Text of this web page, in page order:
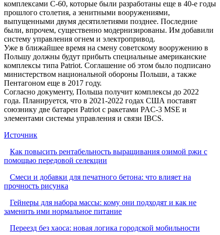
комплексами С-60, которые были разработаны еще в 40-е годы
прошлого столетия, а зенитными вооружениями,
выпущенными двумя десятилетиями позднее. Последние
были, впрочем, существенно модернизированы. Им добавили
систему управления огнем и электропривод.
Уже в ближайшее время на смену советскому вооружению в
Польшу должны будут прибыть специальные американские
комплексы типа Patriot. Соглашение об этом было подписано
министерством национальной обороны Польши, а также
Пентагоном еще в 2017 году.
Согласно документу, Польша получит комплексы до 2022
года. Планируется, что в 2021-2022 годах США поставят
союзнику две батареи Patriot с ракетами PAC-3 MSE и
элементами системы управления и связи IBCS.
Источник
Как повысить рентабельность выращивания озимой ржи с
помощью передовой селекции
Смеси и добавки для печатного бетона: что влияет на
прочность рисунка
Гейнеры для набора массы: кому они подходят и как не
заменить ими нормальное питание
Переезд без хаоса: новая логика городской мобильности